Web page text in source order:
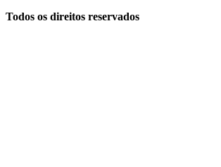
Todos os direitos reservados